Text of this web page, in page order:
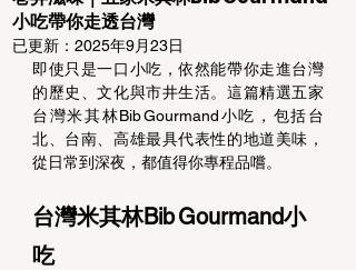
小吃帶你走透台灣
已更新： 2025年9月23日
即使只是一口小吃，依然能帶你走進台灣
的歷史、文化與市井生活。這篇精選五家
台灣米其林Bib Gourmand小吃，包括台
北、台南、高雄最具代表性的地道美味，
從日常到深夜，都值得你專程品嚐。
台灣米其林Bib Gourmand小
吃